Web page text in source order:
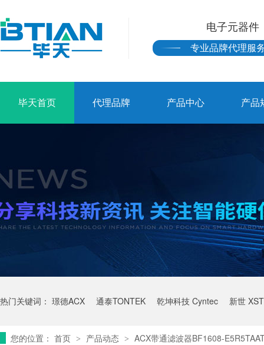
电子元器件
专业品牌代理服
毕天首页 代理品牌 产品中心 产品
热门关键词： 璟德ACX 通泰TONTEK 乾坤科技 Cyntec 新世
您的位置： 首页 > 产品动态 > ACX带通滤波器BF1608-